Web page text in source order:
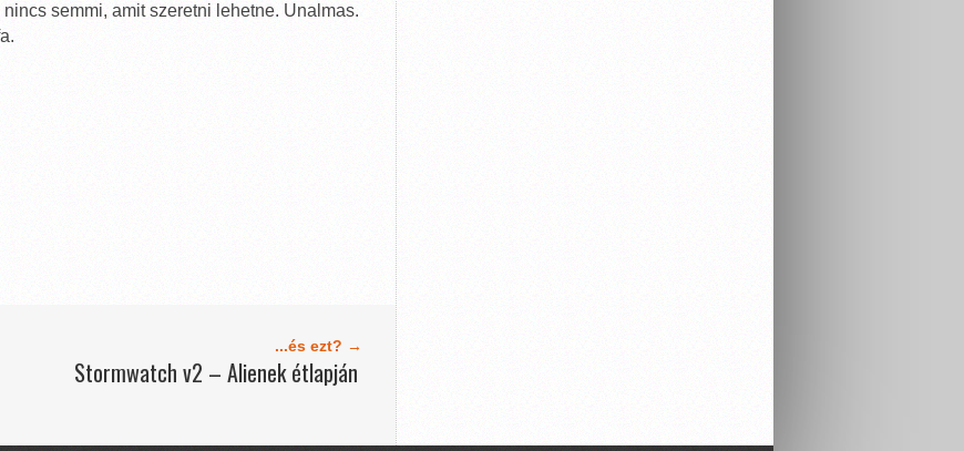
semmi, amit szeretni lehetne. Unalmas.
...és ezt? →
Stormwatch v2 – Alienek étlapján